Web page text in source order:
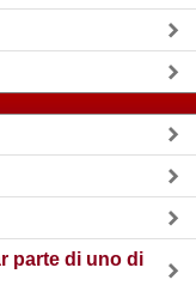
parte di uno di